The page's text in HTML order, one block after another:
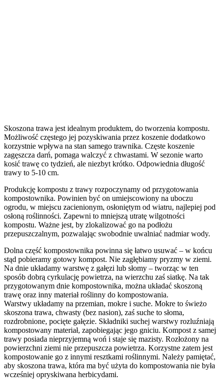
Skoszona trawa jest idealnym produktem, do tworzenia kompostu.
Możliwość częstego jej pozyskiwania przez koszenie dodatkowo
korzystnie wpływa na stan samego trawnika. Częste koszenie
zagęszcza darń, pomaga walczyć z chwastami. W sezonie warto
kosić trawę co tydzień, ale niezbyt krótko. Odpowiednia długość
trawy to 5-10 cm.
Produkcję kompostu z trawy rozpoczynamy od przygotowania
kompostownika. Powinien być on umiejscowiony na uboczu
ogrodu, w miejscu zacienionym, osłoniętym od wiatru, najlepiej pod
osłoną roślinności. Zapewni to mniejszą utratę wilgotności
kompostu. Ważne jest, by zlokalizować go na podłożu
przepuszczalnym, pozwalając swobodnie uwalniać nadmiar wody.
Dolna część kompostownika powinna się łatwo usuwać – w końcu
stąd pobieramy gotowy kompost. Nie zagłębiamy pryzmy w ziemi.
Na dnie układamy warstwę z gałęzi lub słomy – tworząc w ten
sposób dobrą cyrkulację powietrza, na wierzchu zaś siatkę. Na tak
przygotowanym dnie kompostownika, można układać skoszoną
trawę oraz inny materiał roślinny do kompostowania.
Warstwy układamy na przemian, mokre i suche. Mokre to świeżo
skoszona trawa, chwasty (bez nasion), zaś suche to słoma,
rozdrobnione, pocięte gałęzie. Składniki suchej warstwy rozluźniają
kompostowany materiał, zapobiegając jego gniciu. Kompost z samej
trawy posiada nieprzyjemną woń i staje się mazisty. Rozłożony na
powierzchni ziemi nie przepuszcza powietrza. Korzystne zatem jest
kompostowanie go z innymi resztkami roślinnymi. Należy pamiętać,
aby skoszona trawa, która ma być użyta do kompostowania nie była
wcześniej opryskiwana herbicydami.